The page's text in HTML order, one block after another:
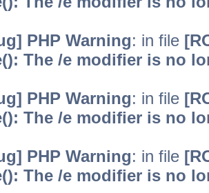
PHP Warning: in file
The /e modifier is no
PHP Warning: in file
The /e modifier is no
PHP Warning: in file
The /e modifier is no